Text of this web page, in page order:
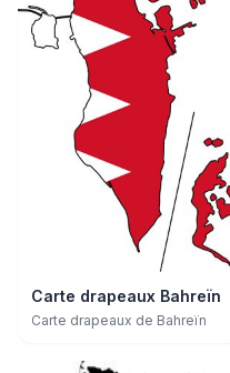
Carte drapeaux Bahreïn
Carte drapeaux de Bahreïn